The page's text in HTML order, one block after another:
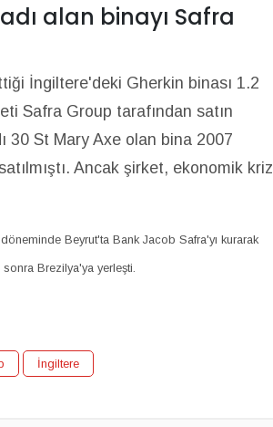
alan binayı Safra
İngiltere'deki Gherkin binası 1.2
Safra Group tarafından satın
30 St Mary Axe olan bina 2007
Ancak şirket, ekonomik kriz
Beyrut'ta Bank Jacob Safra'yı kurarak
Brezilya'ya yerleşti.
İngiltere